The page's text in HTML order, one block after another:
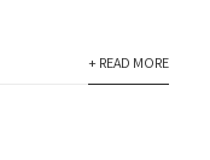
+ READ MORE